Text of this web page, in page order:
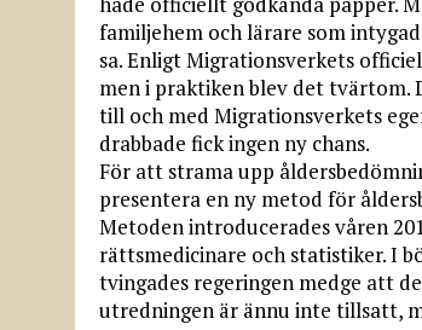
familjehem och lärare som
sa. Enligt Migrationsverkets
men i praktiken blev det tvärtom.
till och med Migrationsverkets
drabbade fick ingen ny chans.
För att strama upp
presentera en ny metod för
Metoden introducerades våren
rättsmedicinare och statistiker. I
tvingades regeringen medge att
utredningen är ännu inte tillsatt,